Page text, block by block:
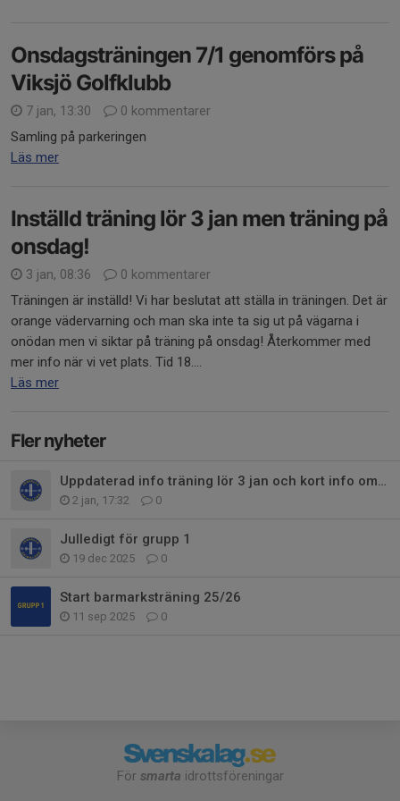
Onsdagsträningen 7/1 genomförs på
Viksjö Golfklubb
7 jan, 13:30
0 kommentarer
Samling på parkeringen
Läs mer
Inställd träning lör 3 jan men träning på
onsdag!
3 jan, 08:36
0 kommentarer
Träningen är inställd! Vi har beslutat att ställa in träningen. Det är
orange vädervarning och man ska inte ta sig ut på vägarna i
onödan men vi siktar på träning på onsdag! Återkommer med
mer info när vi vet plats. Tid 18....
Läs mer
Fler nyheter
Uppdaterad info träning lör 3 jan och kort info om träningar framöver
2 jan, 17:32 0
Julledigt för grupp 1
19 dec 2025 0
Start barmarksträning 25/26
11 sep 2025 0
För smarta idrottsföreningar